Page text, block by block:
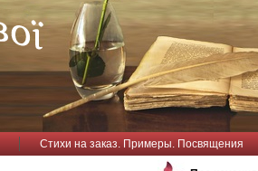
Стихи на заказ. Примеры. Посвящения